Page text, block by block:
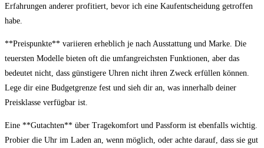
Erfahrungen anderer profitiert, bevor ich eine Kaufentscheidung getroffen
habe.
**Preispunkte** variieren erheblich je nach Ausstattung und⁤ Marke. ‌Die
teuersten Modelle bieten oft die umfangreichsten Funktionen, aber das
bedeutet‍ nicht, dass günstigere Uhren ‍nicht ihren Zweck erfüllen können.
Lege dir​ eine Budgetgrenze⁤ fest und sieh dir ⁢an, was innerhalb deiner‌
Preisklasse verfügbar ist.
Eine **Gutachten** über Tragekomfort und Passform ist ebenfalls wichtig.
Probier⁤ die Uhr ‍im Laden an, wenn möglich,‌ oder achte darauf, dass‍ sie gut